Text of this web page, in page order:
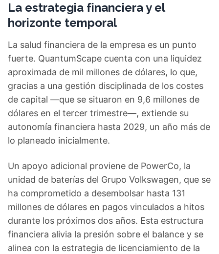
La estrategia financiera y el
horizonte temporal
La salud financiera de la empresa es un punto
fuerte. QuantumScape cuenta con una liquidez
aproximada de mil millones de dólares, lo que,
gracias a una gestión disciplinada de los costes
de capital —que se situaron en 9,6 millones de
dólares en el tercer trimestre—, extiende su
autonomía financiera hasta 2029, un año más de
lo planeado inicialmente.
Un apoyo adicional proviene de PowerCo, la
unidad de baterías del Grupo Volkswagen, que se
ha comprometido a desembolsar hasta 131
millones de dólares en pagos vinculados a hitos
durante los próximos dos años. Esta estructura
financiera alivia la presión sobre el balance y se
alinea con la estrategia de licenciamiento de la